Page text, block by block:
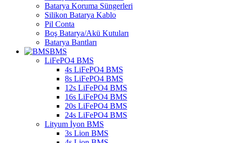
Batarya Koruma Süngerleri
Silikon Batarya Kablo
Pil Conta
Boş Batarya/Akü Kutuları
Batarya Bantları
BMS
LiFePO4 BMS
4s LiFePO4 BMS
8s LiFePO4 BMS
12s LiFePO4 BMS
16s LiFePO4 BMS
20s LiFePO4 BMS
24s LiFePO4 BMS
Lityum İyon BMS
3s Lion BMS